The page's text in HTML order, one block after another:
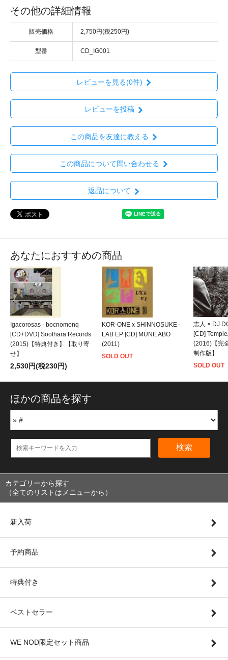
その他の詳細情報
販売価格 2,750円(税250円)
型番 CD_IG001
レビューを見る(0件)
レビューを投稿
この商品を友達に教える
この商品について問い合わせる
返品について
あなたにおすすめの商品
Igacorosas - bocnomonq
[CD+DVD] Soothara Records
(2015)【特典付き】【取り寄
せ】
2,530円(税230円)
KOR-ONE x SHINNOSUKE -
LAB EP [CD] MUNILABO
(2011)
SOLD OUT
志人 × DJ
[CD]
(2016)【完
制作版】
SOLD OUT
ほかの商品を探す
検索
カテゴリーから探す
（全てのリストはメニューから）
新入荷
予約商品
特典付き
ベストセラー
WE NOD限定セット商品